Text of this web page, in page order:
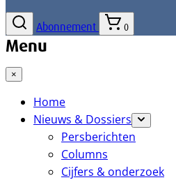
Abonnement 0
Menu
×
Home
Nieuws & Dossiers
Persberichten
Columns
Cijfers & onderzoek